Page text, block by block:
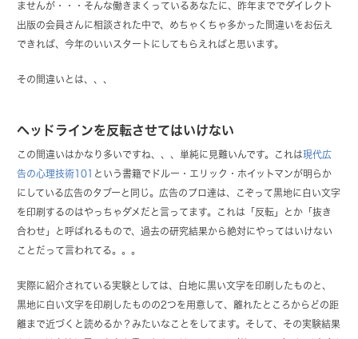
ませんが・・・そんな働きまくっているあなたに、昨年まででダイレクト
出版の会員さんに相談された中で、めちゃくちゃ多かった間違いをお伝え
できれば、今年のいいスタートにしてもらえればと思います。
その間違いとは、、、
ヘッドラインを反転させてはいけない
この間違いはかなり多いですね、、、単純に見難いんです。これは現代広
告の心理技術101 という書籍でドルー・エリック・ホイットマンが明らか
にしている広告のタブーと同じ。広告のプロ達は、こぞって黒地に白い文字
を印刷するのはやっちゃダメだと言ってます。これは「反転」とか「抜き
合わせ」と呼ばれるもので、過去の研究結果から絶対にやってはいけない
ことだって言われてる。。。
実際に紹介されている実験としては、白地に黒い文字を印刷したものと、
黒地に白い文字を印刷したものの2つを用意して、離れたところからどの距
離まで近づくと読めるか？みたいなことをしてます。そして、その実験結果